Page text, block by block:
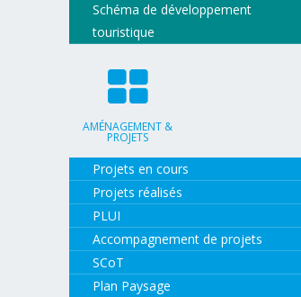
Schéma de développement
touristique
AMÉNAGEMENT &
PROJETS
Projets en cours
Projets réalisés
PLUI
Accompagnement de projets
SCoT
Plan Paysage